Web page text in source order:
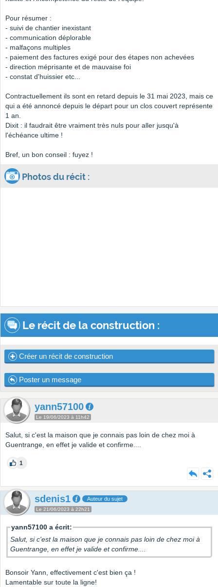
Pour résumer :
- suivi de chantier inexistant
- communication déplorable
- malfaçons multiples
- paiement des factures exigé pour des étapes non achevées
- direction méprisante et de mauvaise foi
- constat d'huissier etc...
Contractuellement ils sont en retard depuis le 31 mai 2023, mais ce
qui a été annoncé depuis le départ pour un clos couvert représente
1 an.
Dixit : il faudrait être vraiment très nuls pour aller jusqu'à
l'échéance ultime !
Bref, un bon conseil : fuyez !
Photos du récit :
Le récit de la construction :
Créer un récit de construction
Poster un message
yann57100
Le 19/06/2023 à 11h42
Salut, si c'est la maison que je connais pas loin de chez moi à
Guentrange, en effet je valide et confirme....
1
sdenis1 Auteur du sujet
Le 21/06/2023 à 22h21
yann57100 a écrit:
Salut, si c'est la maison que je connais pas loin de chez moi à
Guentrange, en effet je valide et confirme....
Bonsoir Yann, effectivement c'est bien ça !
Lamentable sur toute la ligne!